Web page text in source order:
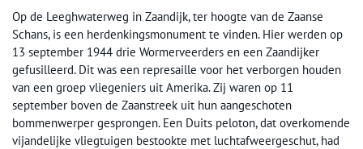
Op de Leeghwaterweg in Zaandijk, ter hoogte van de Zaanse
Schans, is een herdenkingsmonument te vinden. Hier werden op
13 september 1944 drie Wormerveerders en een Zaandijker
gefusilleerd. Dit was een represaille voor het verborgen houden
van een groep vliegeniers uit Amerika. Zij waren op 11
september boven de Zaanstreek uit hun aangeschoten
bommenwerper gesprongen. Een Duits peloton, dat overkomende
vijandelijke vliegtuigen bestookte met luchtafweergeschut, had